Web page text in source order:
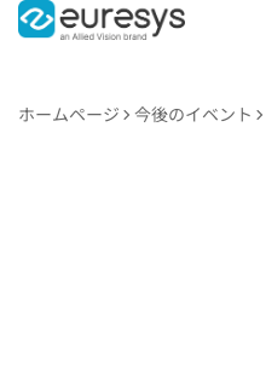
ホームページ 今後のイベント